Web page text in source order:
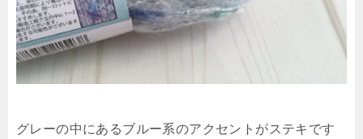
グレーの中にあるブルー系のアクセントがステキです